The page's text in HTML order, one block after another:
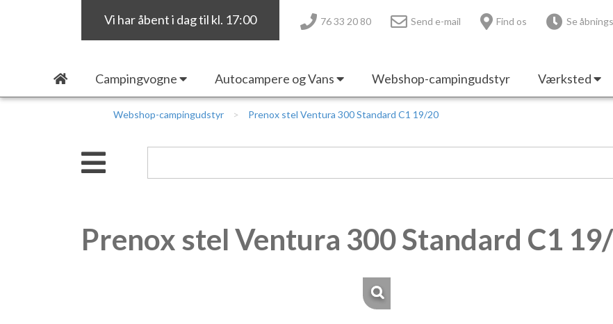
Vi har åbent i dag til kl. 17:00 76 33 20 80 Send e-mail Find os Se
Campingvogne Autocampere og Vans Webshop-campingudstyr Værksted
Webshop-campingudstyr Prenox stel Ventura 300 Standard C1 19/20
Prenox stel Ventura 300 Standard C1